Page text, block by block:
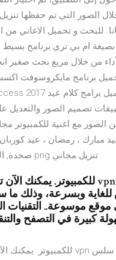
الصور التي تم حفظها
من خلال مربع بحث صغير
تحميل برنامج مايكروسوفت
تصميم الصور والتعديل
الصور مع اغنية للكمبيوتر
مبارك ، رمضان ، عيد
صحدة, النص, مبارك, المسجد png تنزيل مجاني
وبسرعة، وذلك ما
موسوعة.. التقنيات
كبيرة في التصفح